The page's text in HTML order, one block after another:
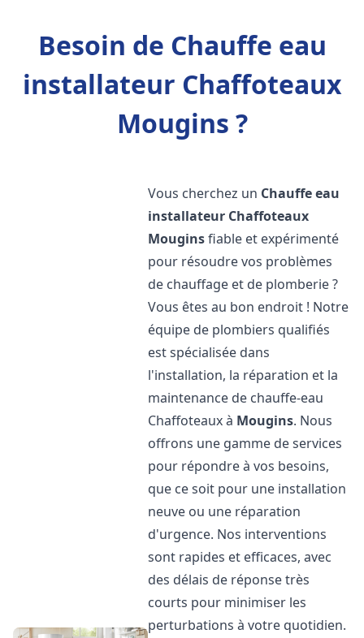
Besoin de Chauffe eau
installateur Chaffoteaux
Mougins ?
Vous cherchez un Chauffe eau
installateur Chaffoteaux
Mouginsfiable et expérimenté
pour résoudre vos problèmes
de chauffage et de plomberie ?
Vous êtes au bon endroit ! Notre
équipe de plombiers qualifiés
est spécialisée dans
l'installation, la réparation et la
maintenance de chauffe-eau
Chaffoteaux à Mougins. Nous
offrons une gamme de services
pour répondre à vos besoins,
que ce soit pour une installation
neuve ou une réparation
d'urgence. Nos interventions
sont rapides et efficaces, avec
des délais de réponse très
courts pour minimiser les
perturbations à votre quotidien.